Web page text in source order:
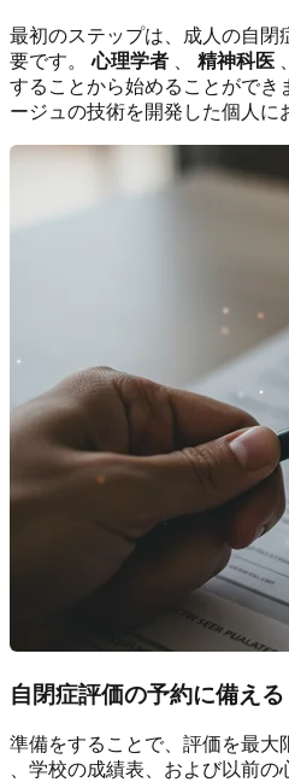
最初のステップは、成人の自閉
要です。心理学者 精神科医
することから始めることができ
ージュの技術を開発した個人に
自閉症評価の予約に備える
準備をすることで、評価を最大
、学校の成績表、および以前